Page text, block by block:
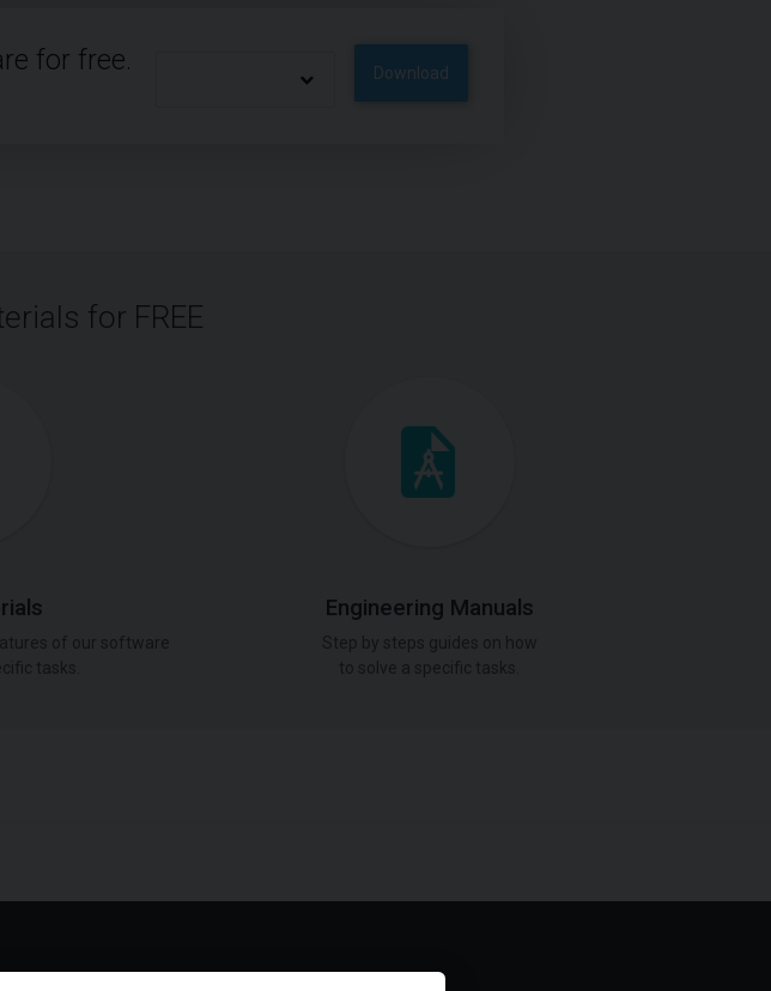
for free. Download
for FREE
Engineering Manuals